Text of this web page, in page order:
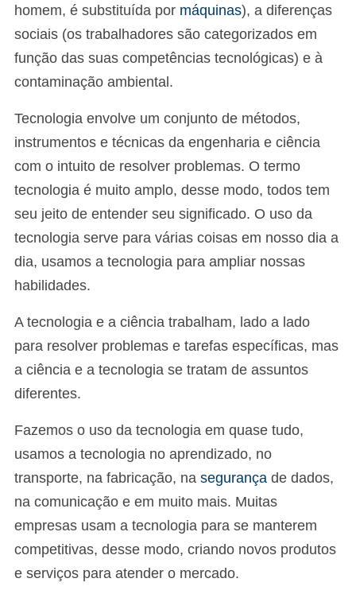
homem, é substituída por máquinas), a diferenças
sociais (os trabalhadores são categorizados em
função das suas competências tecnológicas) e à
contaminação ambiental.
Tecnologia envolve um conjunto de métodos,
instrumentos e técnicas da engenharia e ciência
com o intuito de resolver problemas. O termo
tecnologia é muito amplo, desse modo, todos tem
seu jeito de entender seu significado. O uso da
tecnologia serve para várias coisas em nosso dia a
dia, usamos a tecnologia para ampliar nossas
habilidades.
A tecnologia e a ciência trabalham, lado a lado
para resolver problemas e tarefas específicas, mas
a ciência e a tecnologia se tratam de assuntos
diferentes.
Fazemos o uso da tecnologia em quase tudo,
usamos a tecnologia no aprendizado, no
transporte, na fabricação, na segurança de dados,
na comunicação e em muito mais. Muitas
empresas usam a tecnologia para se manterem
competitivas, desse modo, criando novos produtos
e serviços para atender o mercado.